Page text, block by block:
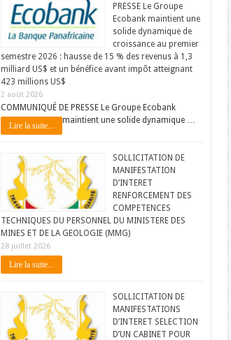
PRESSE Le Groupe
Ecobank maintient une
solide dynamique de
croissance au premier
semestre 2026 : hausse de 15 % des revenus à 1,3
milliard US$ et un bénéfice avant impôt atteignant
423 millions US$
2 août 2026
COMMUNIQUÉ DE PRESSE Le Groupe Ecobank
maintient une solide dynamique …
Lire la suite...
SOLLICITATION DE
MANIFESTATION
D’INTERET
RENFORCEMENT DES
COMPETENCES
TECHNIQUES DU PERSONNEL DU MINISTERE DES
MINES ET DE LA GEOLOGIE (MMG)
28 juillet 2026
Lire la suite...
SOLLICITATION DE
MANIFESTATIONS
D’INTERET SELECTION
D’UN CABINET POUR